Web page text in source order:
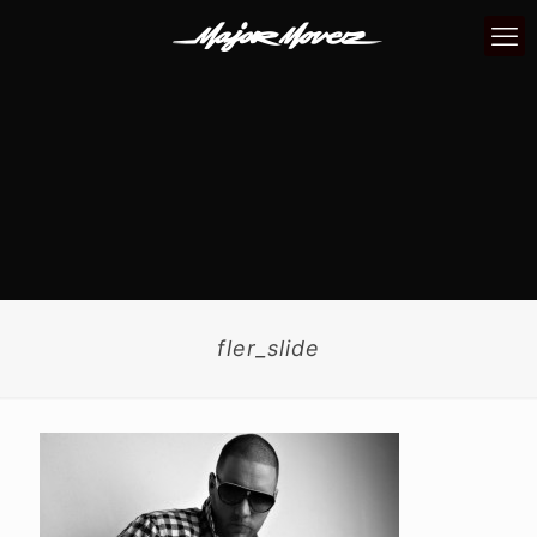
fler_slide